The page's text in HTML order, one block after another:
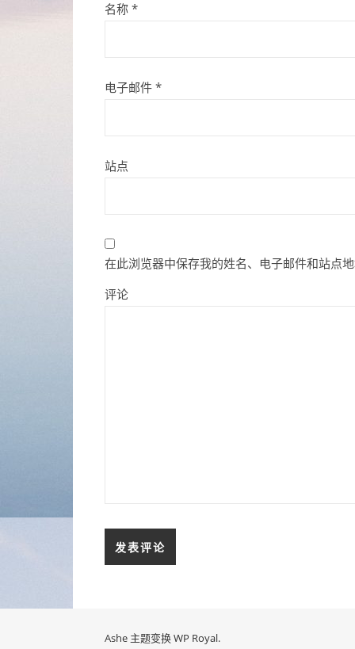
名称 *
电子邮件 *
站点
在此浏览器中保存我的姓名、电子邮件和站点
评论
Ashe 主题变换WP Royal.